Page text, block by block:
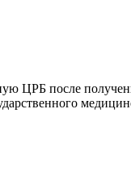
ЦРБ после